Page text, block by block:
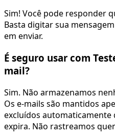
Sim! Você pode responder
Basta digitar sua
em enviar.
É seguro usar com
mail?
Sim. Não armazenamos
Os e-mails são mantidos
excluídos automaticamente
expira. Não rastreamos